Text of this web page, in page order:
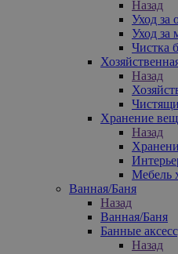
Назад
Уход за
Уход за
Чистка
Назад
Хранение
Назад
Мебель
Ванная/Баня
Назад
Ванная/Баня
Банные
Назад